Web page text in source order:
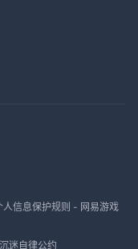
信息保护规则 - 网易游戏
迷自律公约